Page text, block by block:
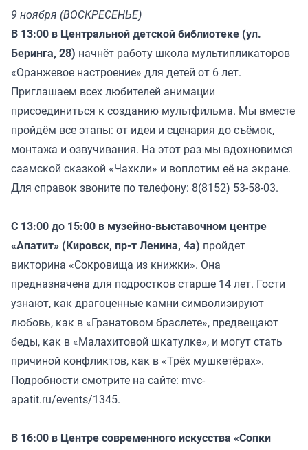
9 ноября (ВОСКРЕСЕНЬЕ)
В 13:00 в Центральной детской библиотеке (ул.
Беринга, 28) начнёт работу школа мультипликаторов
«Оранжевое настроение» для детей от 6 лет.
Приглашаем всех любителей анимации
присоединиться к созданию мультфильма. Мы вместе
пройдём все этапы: от идеи и сценария до съёмок,
монтажа и озвучивания. На этот раз мы вдохновимся
саамской сказкой «Чахкли» и воплотим её на экране.
Для справок звоните по телефону: 8(8152) 53-58-03.
С 13:00 до 15:00 в музейно-выставочном центре
«Апатит» (Кировск, пр-т Ленина, 4а) пройдет
викторина «Сокровища из книжки». Она
предназначена для подростков старше 14 лет. Гости
узнают, как драгоценные камни символизируют
любовь, как в «Гранатовом браслете», предвещают
беды, как в «Малахитовой шкатулке», и могут стать
причиной конфликтов, как в «Трёх мушкетёрах».
Подробности смотрите на сайте: mvc-
apatit.ru/events/1345.
В 16:00 в Центре современного искусства «Сопки